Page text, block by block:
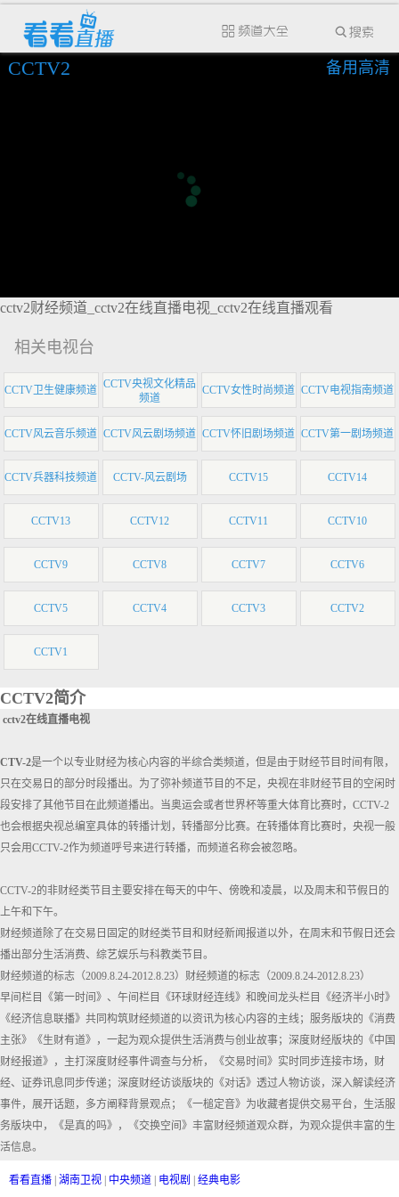
CCTV2 备用高清
cctv2财经频道_cctv2在线直播电视_cctv2在线直播观看
相关电视台
CCTV卫生健康频道 CCTV央视文化精品
频道
CCTV女性时尚频道 CCTV电视指南频道
CCTV风云音乐频道 CCTV风云剧场频道 CCTV怀旧剧场频道 CCTV第一剧场频道
CCTV兵器科技频道 CCTV-风云剧场 CCTV15 CCTV14
CCTV13 CCTV12 CCTV11 CCTV10
CCTV9 CCTV8 CCTV7 CCTV6
CCTV5 CCTV4 CCTV3 CCTV2
CCTV1
CCTV2简介
cctv2在线直播电视
CTV-2是一个以专业财经为核心内容的半综合类频道，但是由于财经节目时间有限，
只在交易日的部分时段播出。为了弥补频道节目的不足，央视在非财经节目的空闲时
段安排了其他节目在此频道播出。当奥运会或者世界杯等重大体育比赛时，CCTV-2
也会根据央视总编室具体的转播计划，转播部分比赛。在转播体育比赛时，央视一般
只会用CCTV-2作为频道呼号来进行转播，而频道名称会被忽略。
CCTV-2的非财经类节目主要安排在每天的中午、傍晚和凌晨，以及周末和节假日的
上午和下午。
财经频道除了在交易日固定的财经类节目和财经新闻报道以外，在周末和节假日还会
播出部分生活消费、综艺娱乐与科教类节目。
财经频道的标志（2009.8.24-2012.8.23）财经频道的标志（2009.8.24-2012.8.23）
早间栏目《第一时间》、午间栏目《环球财经连线》和晚间龙头栏目《经济半小时》
《经济信息联播》共同构筑财经频道的以资讯为核心内容的主线；服务版块的《消费
主张》《生财有道》，一起为观众提供生活消费与创业故事；深度财经版块的《中国
财经报道》，主打深度财经事件调查与分析，《交易时间》实时同步连接市场，财
经、证券讯息同步传递；深度财经访谈版块的《对话》透过人物访谈，深入解读经济
事件，展开话题，多方阐释背景观点；《一槌定音》为收藏者提供交易平台，生活服
务版块中，《是真的吗》，《交换空间》丰富财经频道观众群，为观众提供丰富的生
活信息。
看看直播 湖南卫视 中央频道 电视剧 经典电影